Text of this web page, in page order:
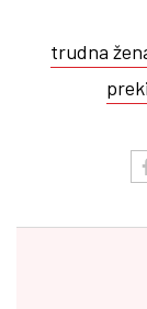
trudna